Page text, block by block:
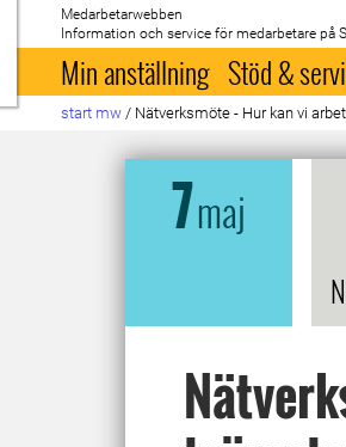
Till startsida
Medarbetarwebben
Information och service för medarbetare på
Min anställning Stöd &
start mw / Nätverksmöte - Hur kan vi
7maj